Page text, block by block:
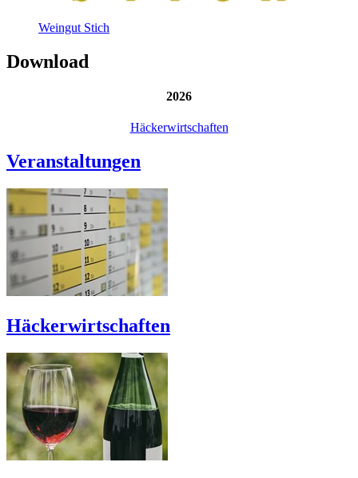
Weingut Stich
Download
2026
Häckerwirtschaften
Veranstaltungen
Häckerwirtschaften